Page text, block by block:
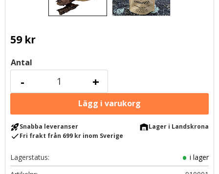
59kr
Antal
+
-
rocket_launchSnabba leveranser warehouseLager i Landskrona
checkFri frakt från 699 kr inom Sverige
Lagerstatus
i lager